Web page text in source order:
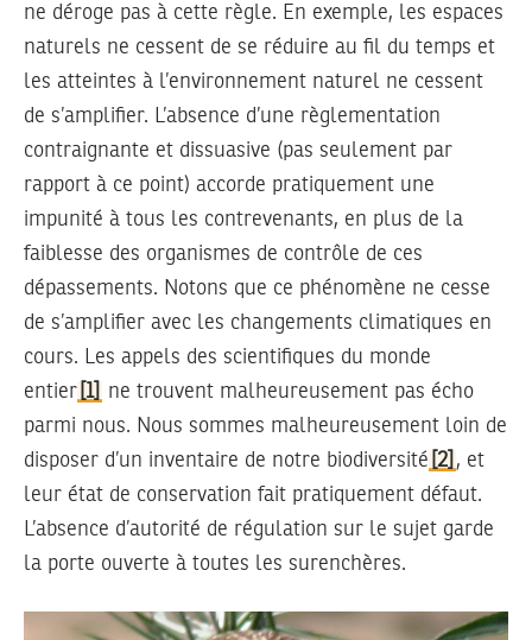
ne déroge pas à cette règle. En exemple, les espaces
naturels ne cessent de se réduire au fil du temps et
les atteintes à l’environnement naturel ne cessent
de s’amplifier. L’absence d’une règlementation
contraignante et dissuasive (pas seulement par
rapport à ce point) accorde pratiquement une
impunité à tous les contrevenants, en plus de la
faiblesse des organismes de contrôle de ces
dépassements. Notons que ce phénomène ne cesse
de s’amplifier avec les changements climatiques en
cours. Les appels des scientifiques du monde
entier [1]
ne trouvent malheureusement pas écho
parmi nous. Nous sommes malheureusement loin de
disposer d’un inventaire de notre biodiversité [2] , et
leur état de conservation fait pratiquement défaut.
L’absence d’autorité de régulation sur le sujet garde
la porte ouverte à toutes les surenchères.